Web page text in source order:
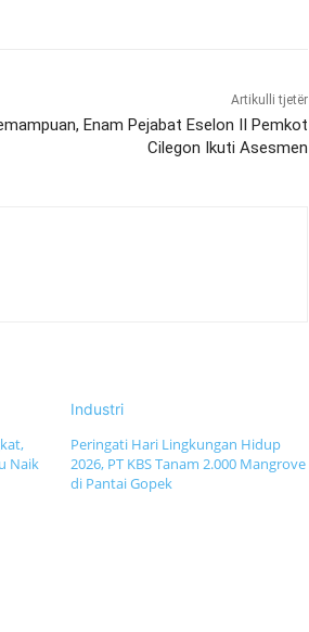
Artikulli tjetër
Enam Pejabat Eselon II Pemkot
Cilegon Ikuti Asesmen
Naik
Industri
Peringati Hari Lingkungan Hidup
2026, PT KBS Tanam 2.000 Mangrove
di Pantai Gopek